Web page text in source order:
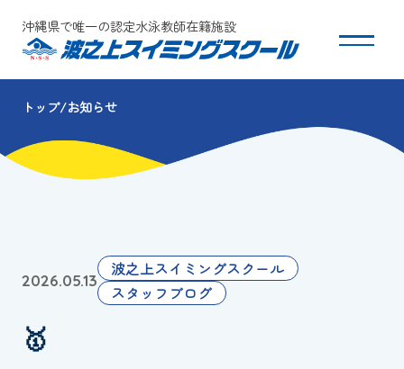
沖縄県で唯一の認定水泳教師在籍施設
スクールについて
コース・クラス紹介
団体会員募集
保護者の方へ
トップ お知らせ
2026.05.13
波之上スイミングスクール
スタッフブログ
🥇